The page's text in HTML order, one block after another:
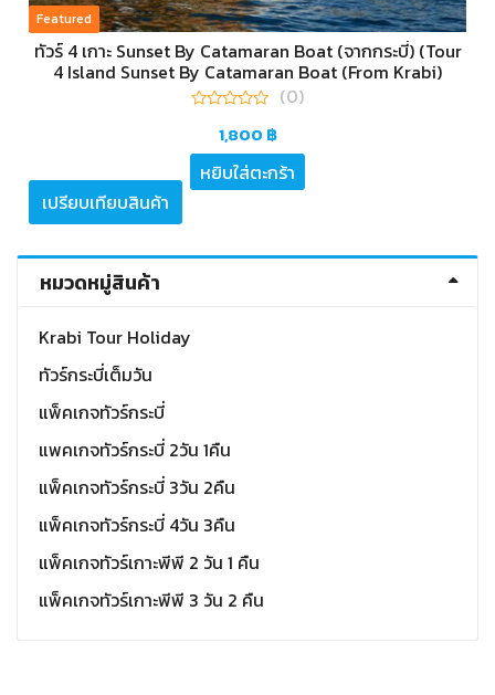
Featured
ทัวร์ 4 เกาะ Sunset By Catamaran Boat (จากกระบี่) (Tour
4 Island Sunset By Catamaran Boat (From Krabi)
(0)
1,800 ฿
หยิบใส่ตะกร้า
เปรียบเทียบสินค้า
หมวดหมู่สินค้า
Krabi Tour Holiday
ทัวร์กระบี่เต็มวัน
แพ็คเกจทัวร์กระบี่
แพคเกจทัวร์กระบี่ 2วัน 1คืน
แพ็คเกจทัวร์กระบี่ 3วัน 2คืน
แพ็คเกจทัวร์กระบี่ 4วัน 3คืน
แพ็คเกจทัวร์เกาะพีพี 2 วัน 1 คืน
แพ็คเกจทัวร์เกาะพีพี 3 วัน 2 คืน